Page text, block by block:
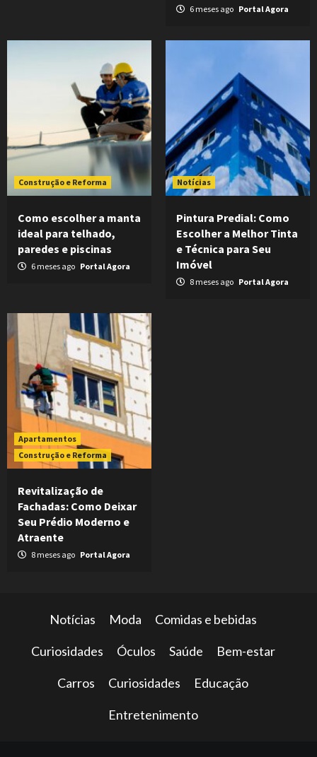
6 meses ago Portal Agora
Construção e Reforma
Como escolher a manta
ideal para telhado,
paredes e piscinas
6 meses ago Portal Agora
Notícias
Pintura Predial: Como
Escolher a Melhor Tinta
e Técnica para Seu
Imóvel
8 meses ago Portal Agora
Apartamentos
Construção e Reforma
Revitalização de
Fachadas: Como Deixar
Seu Prédio Moderno e
Atraente
8 meses ago Portal Agora
Notícias Moda Comidas e bebidas
Curiosidades Óculos Saúde Bem-estar
Carros Curiosidades Educação
Entretenimento